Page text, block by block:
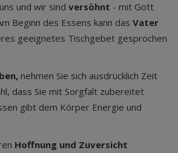
und wir sind versöhnt - mit Gott
Beginn des Essens kann das Vater
geeignetes Tischgebet gesprochen
nehmen Sie sich ausdrücklich Zeit
dass Sie mit Sorgfalt zubereitet
gibt dem Körper Energie und
Hoffnung und Zuversicht